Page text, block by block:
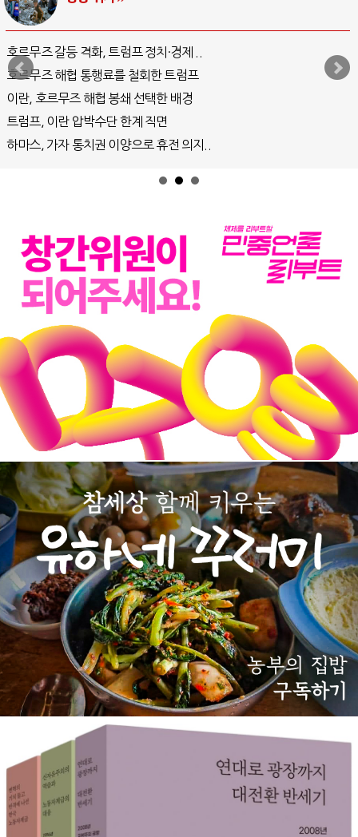
중국 AI, 저가 공세로 글로벌 토큰 시..
AI 국부펀드 구상 놓고 미국 진보진영 ..
AI 데이터센터 반대 투쟁은 새로운 글로..
AI의 숨은 환경 비용: 데이터센터 확산..
AI는 어떻게 미국 민주주의를 잠식하고 ..